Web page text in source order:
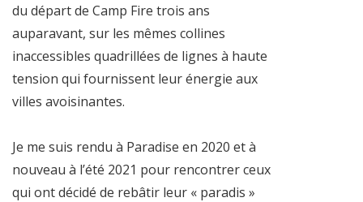
du départ de Camp Fire trois ans
auparavant, sur les mêmes collines
inaccessibles quadrillées de lignes à haute
tension qui fournissent leur énergie aux
villes avoisinantes.
Je me suis rendu à Paradise en 2020 et à
nouveau à l’été 2021 pour rencontrer ceux
qui ont décidé de rebâtir leur « paradis »